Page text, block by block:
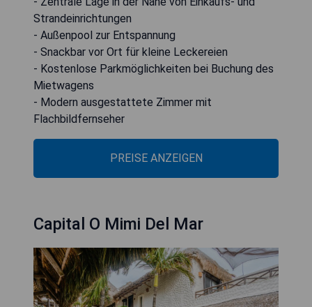
Strandeinrichtungen
- Außenpool zur Entspannung
- Snackbar vor Ort für kleine Leckereien
- Kostenlose Parkmöglichkeiten bei Buchung des
Mietwagens
- Modern ausgestattete Zimmer mit
Flachbildfernseher
PREISE ANZEIGEN
Capital O Mimi Del Mar